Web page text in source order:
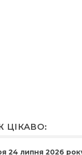
ЦІКАВО:
24 липня 2026